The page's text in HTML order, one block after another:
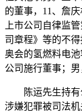
的董事，11、詹
上市公司自律监
司章程》等的不
奥会的氢燃料电
公司施行董事；男
陈运先生持有
涉嫌犯罪被司法